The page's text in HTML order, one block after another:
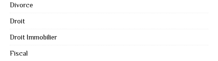
Divorce
Droit
Droit Immobilier
Fiscal